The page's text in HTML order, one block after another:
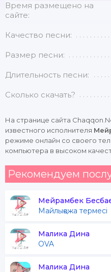
Время размещено на
сайте:
Качество песни:
Размер песни:
Длительность песни:
Сколько скачать?
На странице сайта
известного исполнителя
режиме онлайн со своего
компьютера в высоком
Рекомендуем
Мейрамбек
Майлықожа термесі
Малика Дина
OVA
Малика Дина